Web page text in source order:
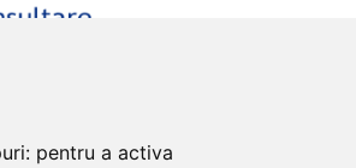
pentru a activa